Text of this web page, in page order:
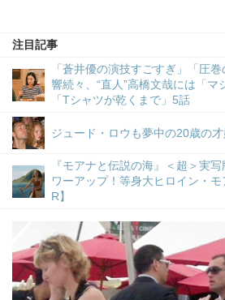
注目記事
「蒼井優の演技すごすぎ」「圧
響続々、“直人”高橋文哉には「マ
「Tシャツが乾くまで」5話
ジュード・ロウも夢中の20歳の
『モアナと伝説の海』＜超＞実
ワーアップ！等身大ヒロイン・
R】